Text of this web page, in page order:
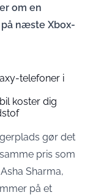
om en
næste Xbox-
telefoner i
koster dig
gør det
pris som
Sharma,
på et